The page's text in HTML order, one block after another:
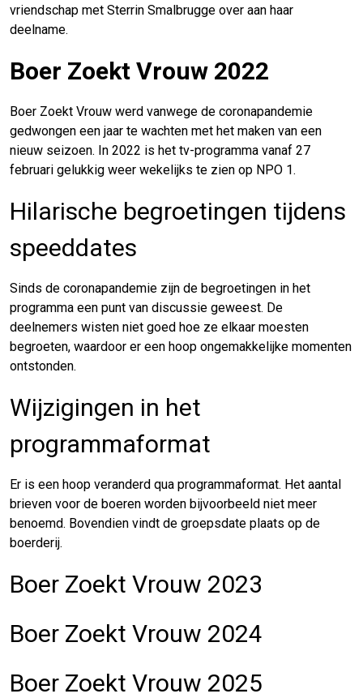
vriendschap met Sterrin Smalbrugge over aan haar
deelname.
Boer Zoekt Vrouw 2022
Boer Zoekt Vrouw werd vanwege de coronapandemie
gedwongen een jaar te wachten met het maken van een
nieuw seizoen. In 2022 is het tv-programma vanaf 27
februari gelukkig weer wekelijks te zien op NPO 1.
Hilarische begroetingen tijdens
speeddates
Sinds de coronapandemie zijn de begroetingen in het
programma een punt van discussie geweest. De
deelnemers wisten niet goed hoe ze elkaar moesten
begroeten, waardoor er een hoop ongemakkelijke momenten
ontstonden.
Wijzigingen in het
programmaformat
Er is een hoop veranderd qua programmaformat. Het aantal
brieven voor de boeren worden bijvoorbeeld niet meer
benoemd. Bovendien vindt de groepsdate plaats op de
boerderij.
Boer Zoekt Vrouw 2023
Boer Zoekt Vrouw 2024
Boer Zoekt Vrouw 2025